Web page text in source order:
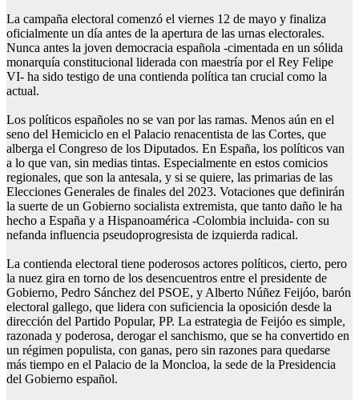
La campaña electoral comenzó el viernes 12 de mayo y finaliza
oficialmente un día antes de la apertura de las urnas electorales.
Nunca antes la joven democracia española -cimentada en un sólida
monarquía constitucional liderada con maestría por el Rey Felipe
VI- ha sido testigo de una contienda política tan crucial como la
actual.
Los políticos españoles no se van por las ramas. Menos aún en el
seno del Hemiciclo en el Palacio renacentista de las Cortes, que
alberga el Congreso de los Diputados. En España, los políticos van
a lo que van, sin medias tintas. Especialmente en estos comicios
regionales, que son la antesala, y si se quiere, las primarias de las
Elecciones Generales de finales del 2023. Votaciones que definirán
la suerte de un Gobierno socialista extremista, que tanto daño le ha
hecho a España y a Hispanoamérica -Colombia incluida- con su
nefanda influencia pseudoprogresista de izquierda radical.
La contienda electoral tiene poderosos actores políticos, cierto, pero
la nuez gira en torno de los desencuentros entre el presidente de
Gobierno, Pedro Sánchez del PSOE, y Alberto Núñez Feijóo, barón
electoral gallego, que lidera con suficiencia la oposición desde la
dirección del Partido Popular, PP. La estrategia de Feijóo es simple,
razonada y poderosa, derogar el sanchismo, que se ha convertido en
un régimen populista, con ganas, pero sin razones para quedarse
más tiempo en el Palacio de la Moncloa, la sede de la Presidencia
del Gobierno español.